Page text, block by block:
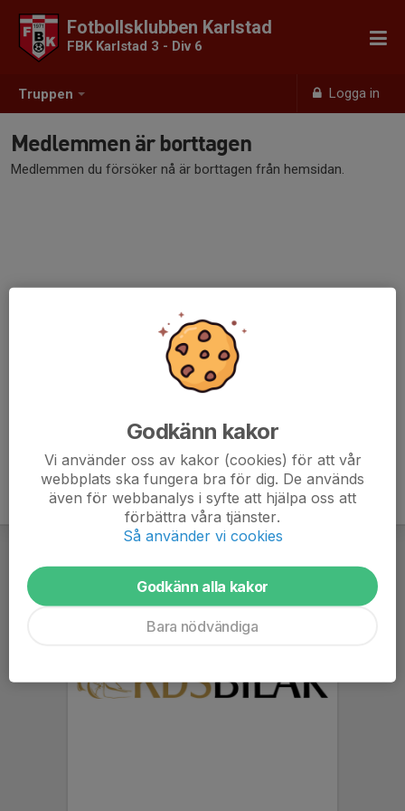
Truppen Logga in
Fotbollsklubben Karlstad
FBK Karlstad 3 - Div 6
Medlemmen är borttagen
Medlemmen du försöker nå är borttagen från hemsidan.
Godkänn kakor
Vi använder oss av kakor (cookies) för att vår
webbplats ska fungera bra för dig. De används
även för webbanalys i syfte att hjälpa oss att
förbättra våra tjänster.
Så använder vi cookies
Godkänn alla kakor
Bara nödvändiga